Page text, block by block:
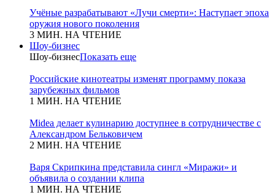
Учёные разрабатывают «Лучи смерти»: Наступает эпоха
оружия нового поколения
3 МИН. НА ЧТЕНИЕ
Шоу-бизнес
Шоу-бизнесПоказать еще
Российские кинотеатры изменят программу показа
зарубежных фильмов
1 МИН. НА ЧТЕНИЕ
Midea делает кулинарию доступнее в сотрудничестве с
Александром Бельковичем
2 МИН. НА ЧТЕНИЕ
Варя Скрипкина представила сингл «Миражи» и
объявила о создании клипа
1 МИН. НА ЧТЕНИЕ